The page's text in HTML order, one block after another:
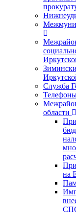
Служба
области
на